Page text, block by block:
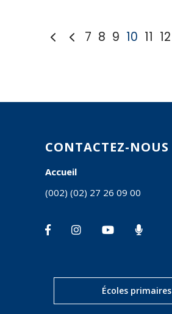
7 8 9 10 11 12
CONTACTEZ-NOUS
Accueil
(002) (02) 27 26 09 00
Écoles primaires